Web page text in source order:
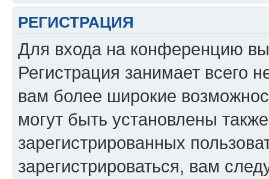
РЕГИСТРАЦИЯ
Для входа на конференцию
Регистрация занимает всего
вам более широкие
могут быть установлены
зарегистрированных
зарегистрироваться, вам